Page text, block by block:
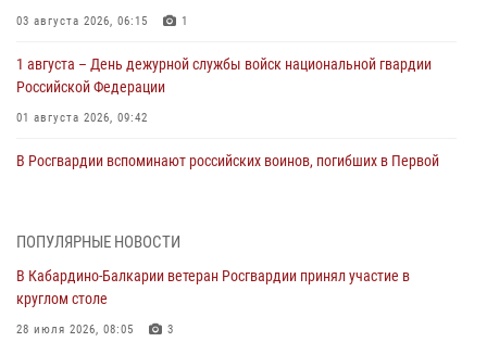
03 августа 2026, 06:15 1
1 августа – День дежурной службы войск национальной гвардии
Российской Федерации
01 августа 2026, 09:42
В Росгвардии вспоминают российских воинов, погибших в Первой
поздравил специалистов подразделений тыла с профессиональным
праздником
01 августа 2026, 00:10
ПОПУЛЯРНЫЕ НОВОСТИ
В Кабардино-Балкарии ветеран Росгвардии принял участие в
круглом столе
28 июля 2026, 08:05 3